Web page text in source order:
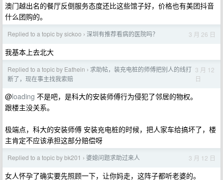
澳门越出名的餐厅反倒服务态度还比这些馆子好，价格也有美团抖音
什么团购的。
Replied to a topic by sickoo › 深圳有推荐看病的医院吗？ 3 月 26 日
我基本上去北大
Replied to a topic by Eathein › 求助帖，装充电桩的师傅把别人的线打
断了，现在事主找我索赔
3 月 12
日
@loading 不是吧，是科大的安装师傅行为侵犯了邻居的物权。
跟楼主没关系。
极端点，科大的安装师傅 安装充电桩的时候，把人家车给搞坏了，楼
主肯定不应该承担这部分赔偿呀
Replied to a topic by bk201 › 婆媳问题求助过来人 3 月 12 日
女人怀孕了确实要先照顾一下，让你妈走，这阵子都听老婆的。